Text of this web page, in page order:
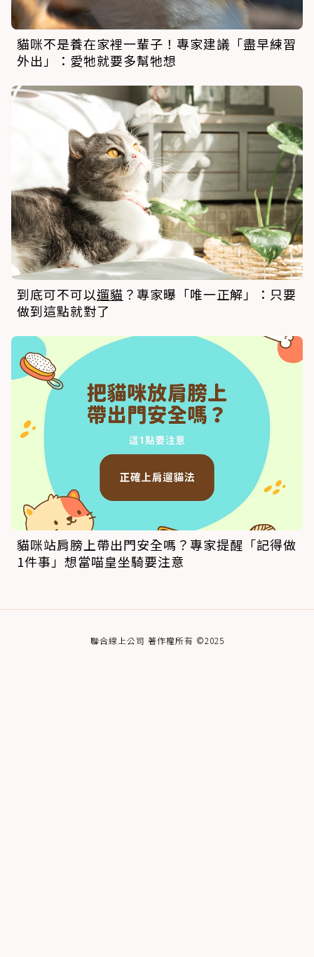
貓咪不是養在家裡一輩子！專家建議「盡早練習
外出」：愛牠就要多幫牠想
到底可不可以遛貓 ？專家曝「唯一正解」：只要
做到這點就對了
貓咪站肩膀上帶出門安全嗎？專家提醒「記得做
1件事」想當喵皇坐騎要注意
聯合線上公司 著作權所有 ©2025